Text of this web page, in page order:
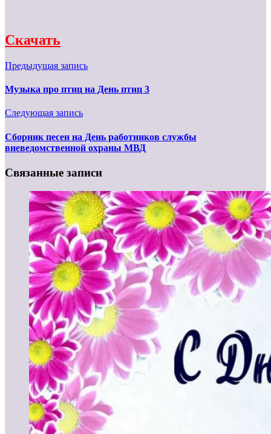
Скачать
Предыдущая запись
Музыка про птиц на День птиц 3
Следующая запись
Сборник песен на День работников службы
вневедомственной охраны МВД
Связанные записи